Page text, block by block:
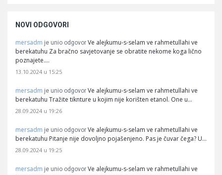
NOVI ODGOVORI
mersadm je unio odgovor Ve alejkumu-s-selam ve rahmetullahi ve
berekatuhu Za bračno savjetovanje se obratite nekome koga lično
poznajete.…
13.10.2024 u 15:25
mersadm je unio odgovor Ve alejkumu-s-selam ve rahmetullahi ve
berekatuhu Tražite tiknture u kojim nije korišten etanol. One u…
28.09.2024 u 19:26
mersadm je unio odgovor Ve alejkumu-s-selam ve rahmetullahi ve
berekatuhu Pitanje nije dovoljno pojašenjeno. Pas je čuvar čega? U…
28.09.2024 u 19:25
mersadm je unio odgovor Ve alejkumu-s-selam ve rahmetullahi ve